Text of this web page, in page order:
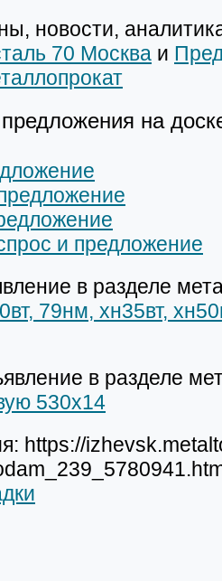
новости,
70 Москва и
на
и предложение
в разделе
79нм, хн35вт,
в разделе
530х14
https://